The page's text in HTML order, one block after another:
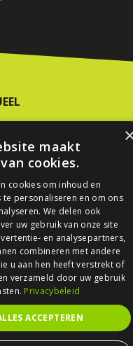
maakt
cookies.
cookies om inhoud en
te personaliseren en om ons
We delen ook
uw gebruik van onze site
en analysepartners,
combineren met andere
u aan hen heeft verstrekt of
verzameld door uw gebruik
Privacybeleid
ACCEPTEREN